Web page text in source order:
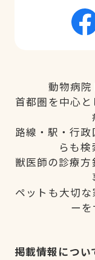
動物病院
首都圏を中心
路線・駅・行
らも検
獣医師の診療
ペットも大切
ーを
掲載情報につい